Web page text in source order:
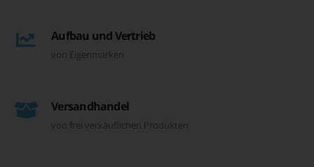
Aufbau und Vertrieb
von Eigenmarken
Versandhandel
von frei verkäuflichen Produkten